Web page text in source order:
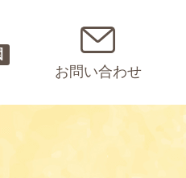
お問い合わせ